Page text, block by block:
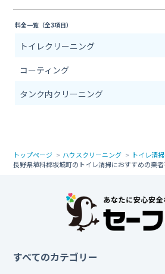
料金一覧（全3項目）
トイレクリーニング
コーティング
タンク内クリーニング
トップページ ハウスクリーニング
トイレ清掃
長野県埴科郡坂城町のトイレ清掃におすすめの業
すべてのカテゴリー